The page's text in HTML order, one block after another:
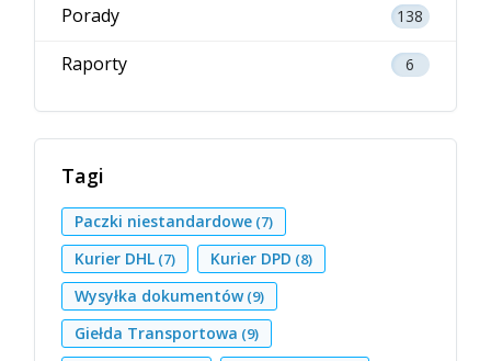
Porady 138
Raporty 6
Tagi
Paczki niestandardowe (7)
Kurier DHL (7) Kurier DPD (8)
Wysyłka dokumentów(9)
Giełda Transportowa (9)